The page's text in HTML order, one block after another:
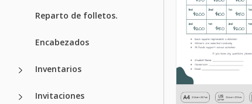
Reparto de folletos.
Encabezados
Inventarios
Invitaciones